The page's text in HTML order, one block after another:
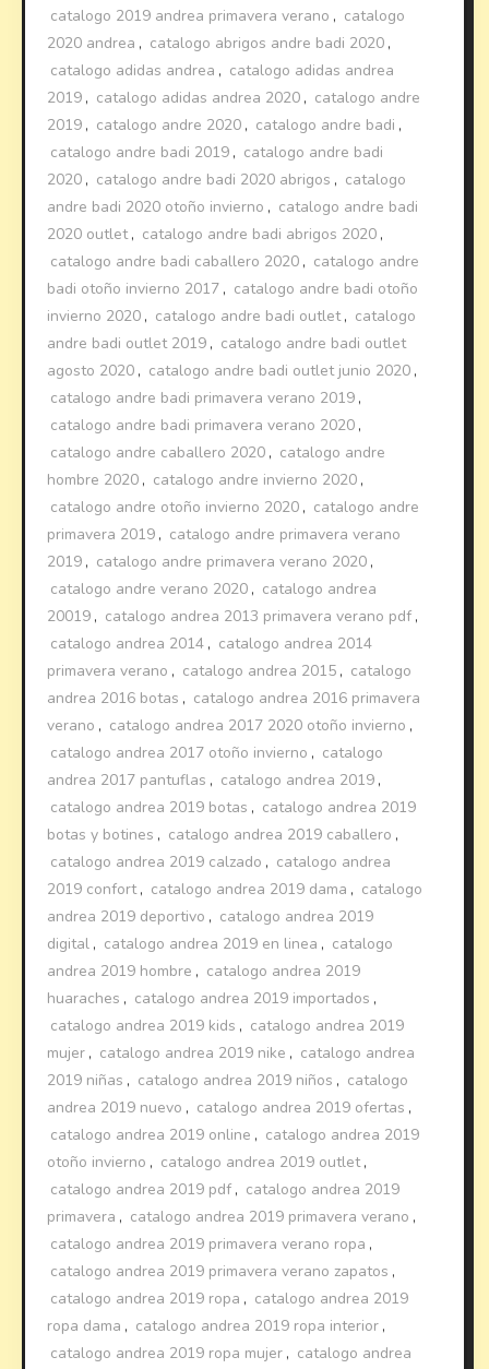
catalogo 2019 andrea primavera verano , catalogo
2020 andrea , catalogo abrigos andre badi 2020 ,
catalogo adidas andrea , catalogo adidas andrea
2019 , catalogo adidas andrea 2020 , catalogo andre
2019 , catalogo andre 2020 , catalogo andre badi ,
catalogo andre badi 2019 , catalogo andre badi
2020 , catalogo andre badi 2020 abrigos , catalogo
andre badi 2020 otoño invierno , catalogo andre badi
2020 outlet, catalogo andre badi abrigos 2020 ,
catalogo andre badi caballero 2020 , catalogo andre
badi otoño invierno 2017 , catalogo andre badi otoño
invierno 2020 , catalogo andre badi outlet, catalogo
andre badi outlet 2019 , catalogo andre badi outlet
agosto 2020 , catalogo andre badi outlet junio 2020 ,
catalogo andre badi primavera verano 2019 ,
catalogo andre badi primavera verano 2020 ,
catalogo andre caballero 2020 , catalogo andre
hombre 2020 , catalogo andre invierno 2020 ,
catalogo andre otoño invierno 2020 , catalogo andre
primavera 2019 , catalogo andre primavera verano
2019 , catalogo andre primavera verano 2020 ,
catalogo andre verano 2020 , catalogo andrea
20019 , catalogo andrea 2013 primavera verano pdf ,
catalogo andrea 2014 , catalogo andrea 2014
primavera verano , catalogo andrea 2015 , catalogo
andrea 2016 botas , catalogo andrea 2016 primavera
verano , catalogo andrea 2017 2020 otoño invierno ,
catalogo andrea 2017 otoño invierno , catalogo
andrea 2017 pantuflas , catalogo andrea 2019 ,
catalogo andrea 2019 botas , catalogo andrea 2019
botas y botines , catalogo andrea 2019 caballero ,
catalogo andrea 2019 calzado , catalogo andrea
2019 confort, catalogo andrea 2019 dama , catalogo
andrea 2019 deportivo , catalogo andrea 2019
digital , catalogo andrea 2019 en linea , catalogo
andrea 2019 hombre , catalogo andrea 2019
huaraches , catalogo andrea 2019 importados ,
catalogo andrea 2019 kids , catalogo andrea 2019
mujer , catalogo andrea 2019 nike , catalogo andrea
2019 niñas , catalogo andrea 2019 niños , catalogo
andrea 2019 nuevo , catalogo andrea 2019 ofertas ,
catalogo andrea 2019 online , catalogo andrea 2019
otoño invierno , catalogo andrea 2019 outlet,
catalogo andrea 2019 pdf , catalogo andrea 2019
primavera , catalogo andrea 2019 primavera verano ,
catalogo andrea 2019 primavera verano ropa ,
catalogo andrea 2019 primavera verano zapatos ,
catalogo andrea 2019 ropa , catalogo andrea 2019
ropa dama , catalogo andrea 2019 ropa interior ,
catalogo andrea 2019 ropa mujer , catalogo andrea